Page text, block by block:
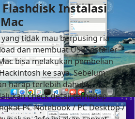
B760M Steel Legend Wifi +
6600
Flashdisk Instalasi
tidak mau berpusing ria
dan membuat USB Installer
bisa melakukan pembelian
ke saya. Sebelum
harap terlebih dahulu
check detail terhadap
PC Notebook / PC Desktop /